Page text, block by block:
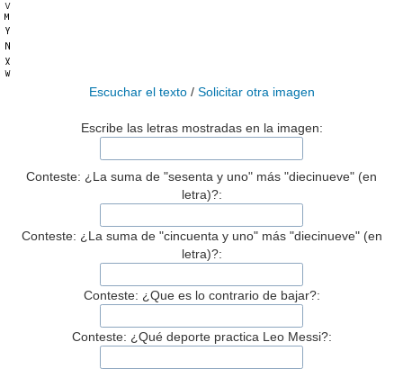
Escuchar el texto/ Solicitar otra imagen
Escribe las letras mostradas en la imagen:
Conteste: ¿La suma de "sesenta y uno" más "diecinueve" (en
letra)?:
Conteste: ¿La suma de "cincuenta y uno" más "diecinueve" (en
letra)?:
Conteste: ¿Que es lo contrario de bajar?:
Conteste: ¿Qué deporte practica Leo Messi?: